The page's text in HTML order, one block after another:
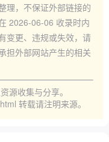
理，不保证外部链接的
2026-06-06 收录时内
变更、违规或失效，请
担外部网站产生的相关
源收集与分享。
转载请注明来源。